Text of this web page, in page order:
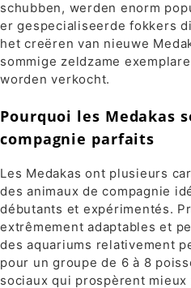
schubben, werden enorm
er gespecialiseerde fokkers
het creëren van nieuwe
sommige zeldzame
worden verkocht.
Pourquoi les Medakas
compagnie parfaits
Les Medakas ont plusieurs
des animaux de compagnie
débutants et expérimentés.
extrêmement adaptables et
des aquariums relativement
pour un groupe de 6 à 8
sociaux qui prospèrent